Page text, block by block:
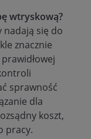
wtryskową?
nadają się do
znacznie
sprawność
dla
koszt,
pracy.